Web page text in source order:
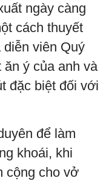
ngày càng
cách thuyết
diễn viên Quý
ý của anh và
đặc biệt đối với
để làm
khoái, khi
cộng cho vở